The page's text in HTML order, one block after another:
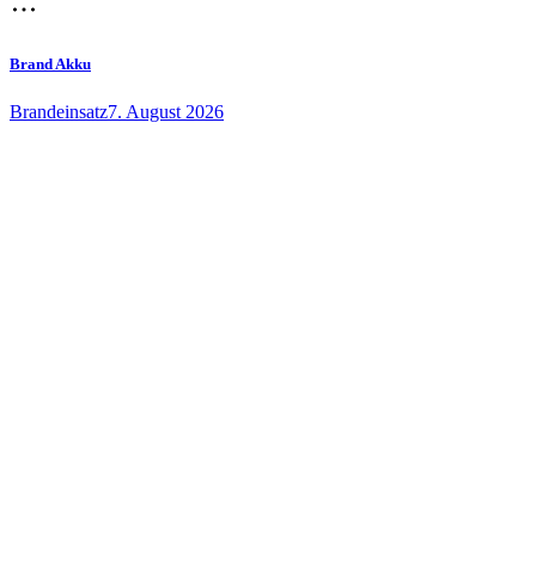
Brand Akku
Brandeinsatz7. August 2026